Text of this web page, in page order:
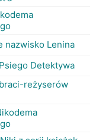
nazwisko Lenina
Detektywa
reżyserów